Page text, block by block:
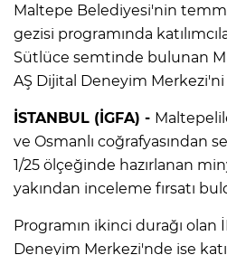
Maltepe Belediyesi'nin
gezisi programında
Sütlüce semtinde bulunan
AŞ Dijital Deneyim
İSTANBUL (İGFA) -
ve Osmanlı coğrafyasından
1/25 ölçeğinde hazırlanan
yakından inceleme fırsatı
Programın ikinci durağı olan
Deneyim Merkezi'nde ise